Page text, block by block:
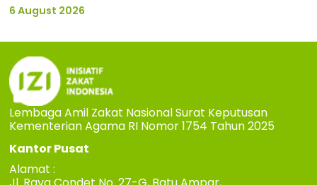
6 August 2026
Lembaga Amil Zakat Nasional Surat Keputusan
Kementerian Agama RI Nomor 1754 Tahun 2025
Kantor Pusat
Alamat :